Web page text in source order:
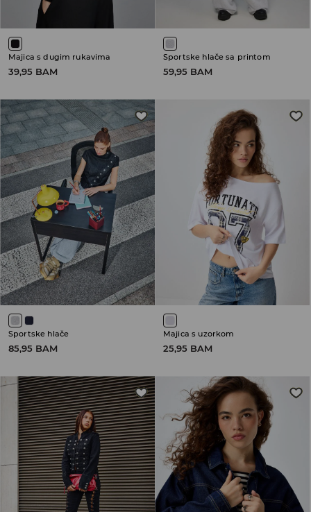
Majica s dugim rukavima
39,95 BAM
Sportske hlače sa printom
59,95 BAM
Sportske hlače
85,95 BAM
Majica s uzorkom
25,95 BAM